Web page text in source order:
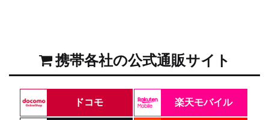
携帯各社の公式通販サイト
ドコモ 楽天モバイル